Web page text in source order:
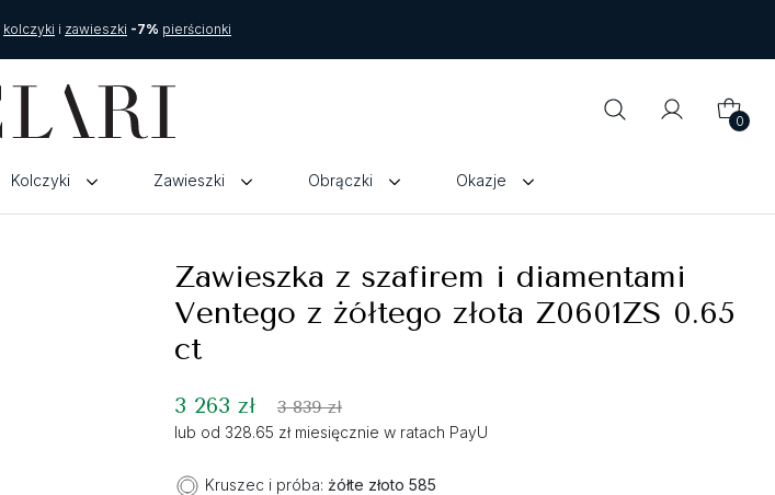
kolczyki i zawieszki -7% pierścionki
0
Kolczyki Zawieszki Obrączki Okazje
Zawieszka z szafirem i diamentami
Ventego z żółtego złota Z0601ZS 0.65
ct
3 263 zł 3 839 zł
lub od 328.65 zł miesięcznie w ratach PayU
Kruszec i próba: żółte złoto 585